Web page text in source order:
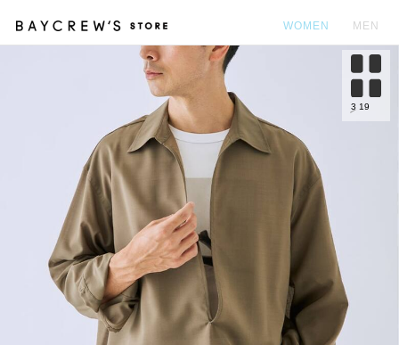
WOMEN MEN
3 19